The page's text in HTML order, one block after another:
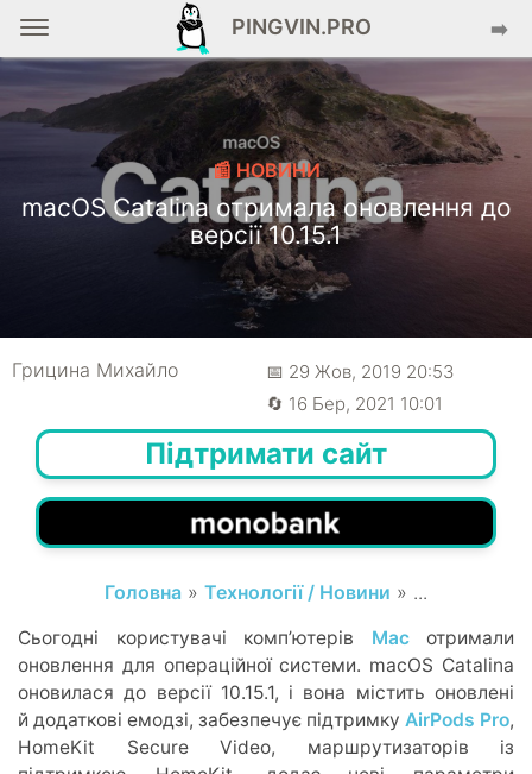
PINGVIN.PRO ➡️
📰 НОВИНИ
macOS Catalina отримала оновлення до
версії 10.15.1
Грицина Михайло
📅 29 Жов, 2019 20:53
🔄 16 Бер, 2021 10:01
Підтримати сайт
Головна » Технології / Новини » ...
Сьогодні користувачі комп’ютерів Macотримали
оновлення для операційної системи. macOS Catalina
оновилася до версії 10.15.1, і вона містить оновлені
й додаткові емодзі, забезпечує підтримку AirPods Pro,
HomeKit Secure Video, маршрутизаторів із